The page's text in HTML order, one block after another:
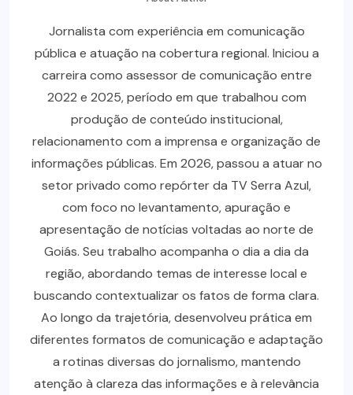
Jornalista com experiência em comunicação
pública e atuação na cobertura regional. Iniciou a
carreira como assessor de comunicação entre
2022 e 2025, período em que trabalhou com
produção de conteúdo institucional,
relacionamento com a imprensa e organização de
informações públicas. Em 2026, passou a atuar no
setor privado como repórter da TV Serra Azul,
com foco no levantamento, apuração e
apresentação de notícias voltadas ao norte de
Goiás. Seu trabalho acompanha o dia a dia da
região, abordando temas de interesse local e
buscando contextualizar os fatos de forma clara.
Ao longo da trajetória, desenvolveu prática em
diferentes formatos de comunicação e adaptação
a rotinas diversas do jornalismo, mantendo
atenção à clareza das informações e à relevância